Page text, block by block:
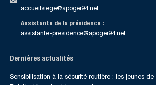
accueilsiege@apogei94.net
Assistante de la présidence :
assistante-presidence@apogei94.net
Dernières actualités
Sensibilisation à la sécurité routière : les jeunes de